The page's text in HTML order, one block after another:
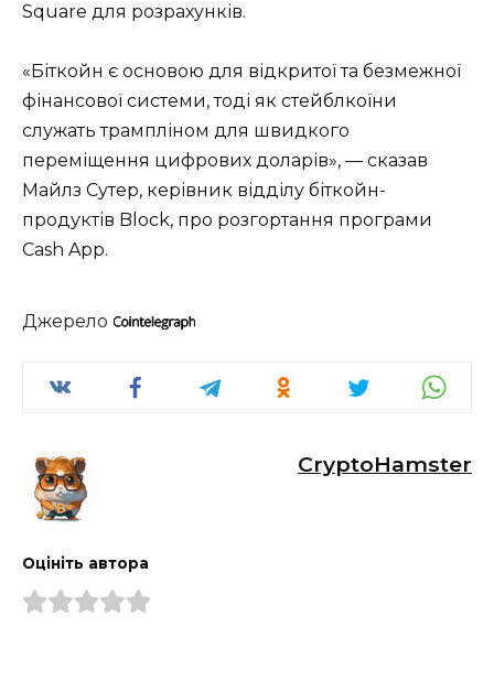
Square для розрахунків.
«Біткойн є основою для відкритої та безмежної
фінансової системи, тоді як стейблкоїни
служать трампліном для швидкого
переміщення цифрових доларів», — сказав
Майлз Сутер, керівник відділу біткойн-
продуктів Block, про розгортання програми
Cash App.
Джерело
CryptoHamster
Оцініть автора